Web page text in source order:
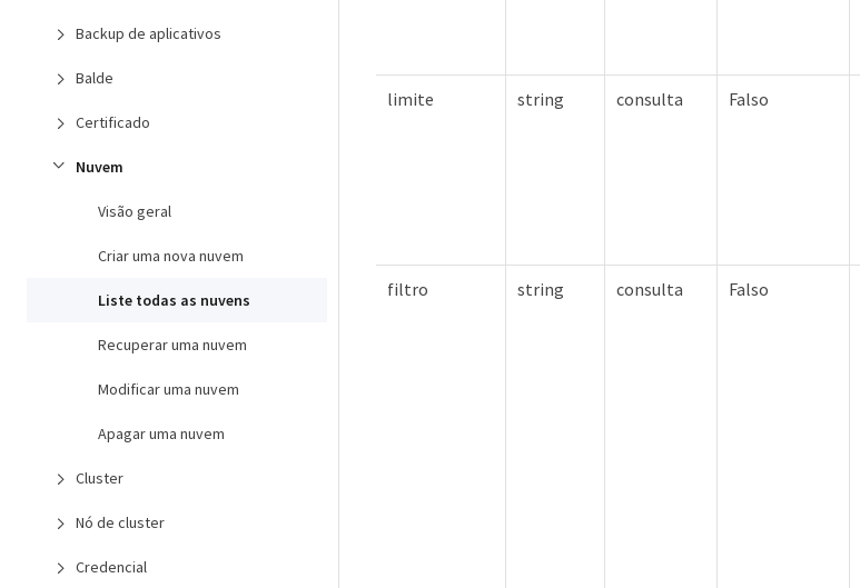
Backup de aplicativos
Balde
Certificado
Nuvem
Visão geral
Criar uma nova nuvem
Liste todas as nuvens
Recuperar uma nuvem
Modificar uma nuvem
Apagar uma nuvem
Cluster
Nó de cluster
Credencial
limite string consulta Falso
filtro string consulta Falso